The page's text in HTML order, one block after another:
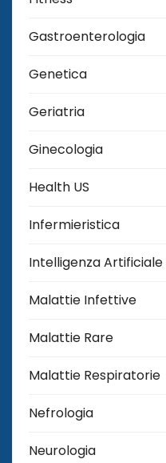
Gastroenterologia
Genetica
Geriatria
Ginecologia
Health US
Infermieristica
Intelligenza Artificiale
Malattie Infettive
Malattie Rare
Malattie Respiratorie
Nefrologia
Neurologia